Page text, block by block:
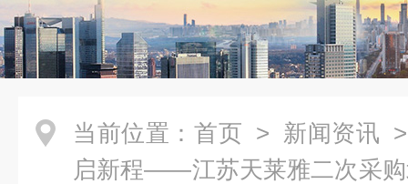
当前位置： 首页 > 新闻资讯
启新程——江苏天莱雅二次采